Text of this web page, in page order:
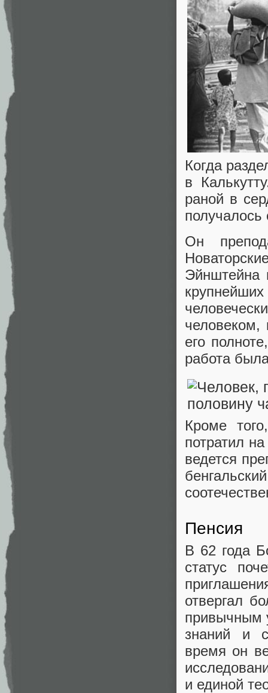
Когда
в
раной в
получалось
Он
Эйнштейна
человеком,
его
работа
Кроме
потратил
ведется
Пенсия
В 62 года
статус
отвергал
привычным
знаний и
время он
и единой